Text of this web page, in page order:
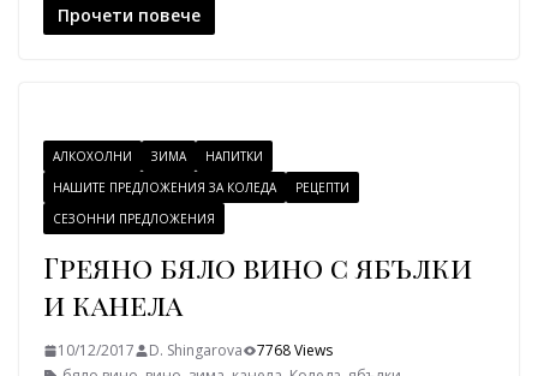
Прочети повече
АЛКОХОЛНИ ЗИМА
НАПИТКИ
НАШИТЕ ПРЕДЛОЖЕНИЯ ЗА КОЛЕДА
РЕЦЕПТИ
СЕЗОННИ ПРЕДЛОЖЕНИЯ
Греяно бяло вино с ябълки
и канела
10/12/2017 D. Shingarova
7768 Views